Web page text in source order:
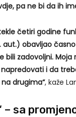
pa ne bi da ih
četiri godine
aut.) obavljao
bili zadovoljni.
i da
drugima“, kaže
– sa